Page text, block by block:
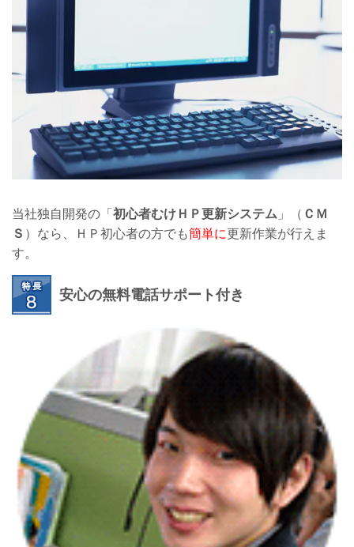
当社独自開発の「 初心者むけＨＰ更新システム 」（ ＣＭ
Ｓ ）なら、ＨＰ初心者の方でも簡単に更新作業が行えま
す。
安心の無料電話サポート付き